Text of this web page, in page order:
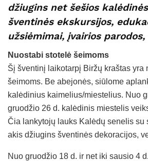
džiugins net šešios
šventinės ekskursijos,
užsiėmimai, įvairios
Nuostabi stotelė šeimoms
Šį šventinį laikotarpį Biržų kraštas yra
šeimoms. Be abejonės, siūlome
kalėdinius kaimelius/miestelius. Nuo
gruodžio 26 d. kalėdinis miestelis
Čia lankytojų lauks Kalėdų senelis su
akis džiugins šventinės dekoracijos,
Nuo gruodžio 18 d. ir net iki sausio 4